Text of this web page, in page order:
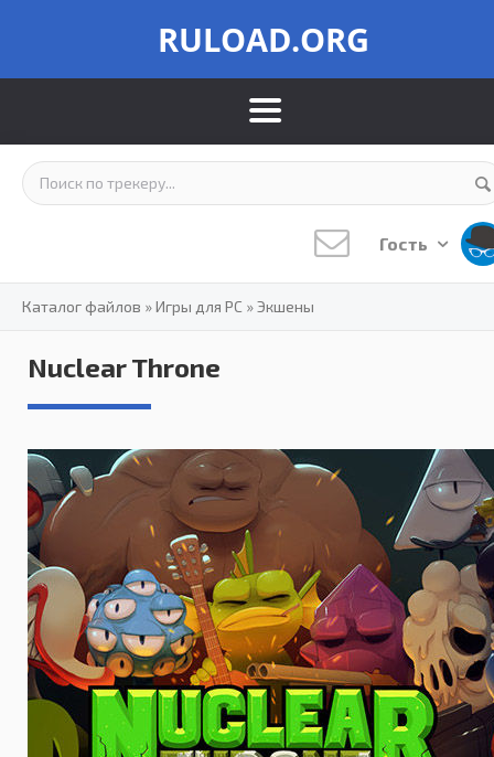
RULOAD.ORG
Гость
Каталог файлов »Игры для PC »Экшены
Nuclear Throne